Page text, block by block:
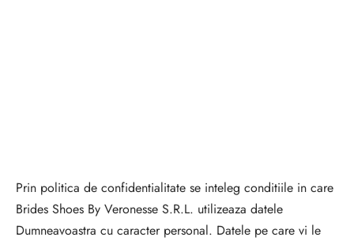
Prin politica de confidentialitate se inteleg conditiile in care
Brides Shoes By Veronesse S.R.L. utilizeaza datele
Dumneavoastra cu caracter personal. Datele pe care vi le